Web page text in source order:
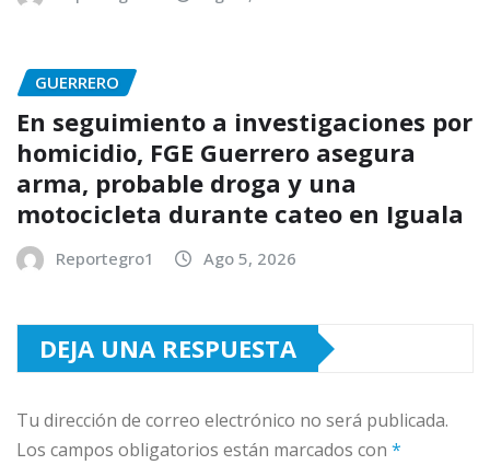
GUERRERO
En seguimiento a investigaciones por
homicidio, FGE Guerrero asegura
arma, probable droga y una
motocicleta durante cateo en Iguala
Reportegro1 Ago 5, 2026
DEJA UNA RESPUESTA
Tu dirección de correo electrónico no será publicada.
Los campos obligatorios están marcados con *